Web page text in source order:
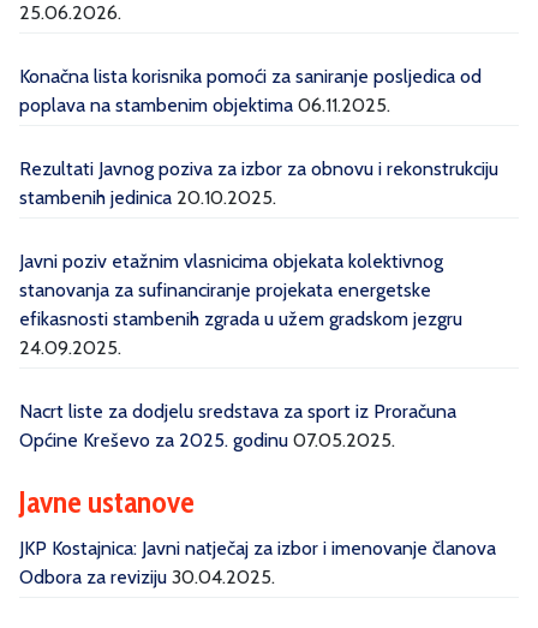
25.06.2026.
Konačna lista korisnika pomoći za saniranje posljedica od
poplava na stambenim objektima 06.11.2025.
Rezultati Javnog poziva za izbor za obnovu i rekonstrukciju
stambenih jedinica 20.10.2025.
Javni poziv etažnim vlasnicima objekata kolektivnog
stanovanja za sufinanciranje projekata energetske
efikasnosti stambenih zgrada u užem gradskom jezgru
24.09.2025.
Nacrt liste za dodjelu sredstava za sport iz Proračuna
Općine Kreševo za 2025. godinu 07.05.2025.
Javne ustanove
JKP Kostajnica: Javni natječaj za izbor i imenovanje članova
Odbora za reviziju 30.04.2025.